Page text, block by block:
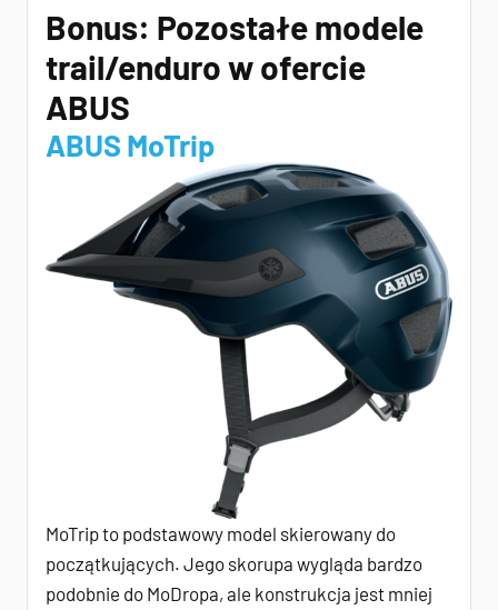
Bonus: Pozostałe modele
trail/enduro w ofercie
ABUS
ABUS MoTrip
MoTrip to podstawowy model skierowany do
początkujących. Jego skorupa wygląda bardzo
podobnie do MoDropa, ale konstrukcja jest mniej